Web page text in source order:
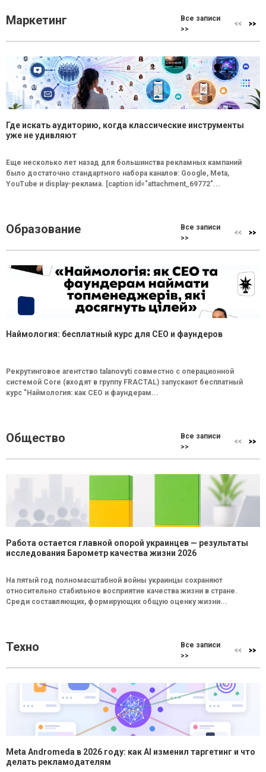
Маркетинг
Все записи
>>
Где искать аудиторию, когда классические инструменты
уже не удивляют
Еще несколько лет назад для большинства рекламных кампаний
было достаточно стандартного набора каналов: Google, Meta,
YouTube и display-реклама. [caption id="attachment_69772"...
Образование
Все записи
>>
Наймология: бесплатный курс для CEO и фаундеров
Рекрутинговое агентство talanovyti совместно с операционной
системой Core (входят в группу FRACTAL) запускают бесплатный
курс "Наймология: как СEO и фаундерам...
Общество
Все записи
>>
Работа остается главной опорой украинцев — результаты
исследования Барометр качества жизни 2026
На пятый год полномасштабной войны украинцы сохраняют
относительно стабильное восприятие качества жизни в стране.
Среди составляющих, формирующих общую оценку жизни...
Техно
Все записи
>>
Meta Andromeda в 2026 году: как AI изменил таргетинг и что
делать рекламодателям